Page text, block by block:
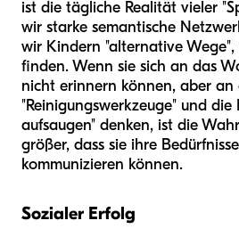
ist die tägliche Realität vieler
wir starke semantische
wir Kindern "alternative
finden. Wenn sie sich an das
nicht erinnern können, aber
"Reinigungswerkzeuge" und
aufsaugen" denken, ist die
größer, dass sie ihre
kommunizieren können.
Sozialer Erfolg